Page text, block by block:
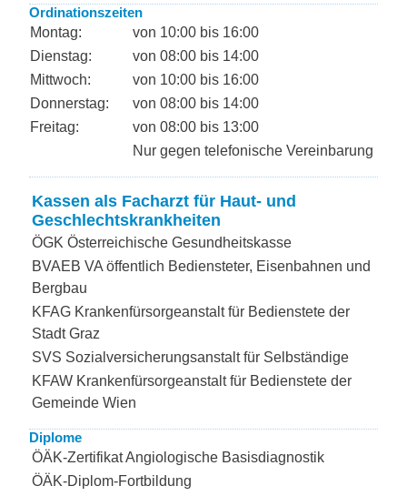
Ordinationszeiten
Montag:
von 10:00 bis 16:00
Dienstag:
von 08:00 bis 14:00
Mittwoch:
von 10:00 bis 16:00
Donnerstag:
von 08:00 bis 14:00
Freitag:
von 08:00 bis 13:00
Nur gegen telefonische Vereinbarung
Kassen als Facharzt für Haut- und
Geschlechtskrankheiten
ÖGK Österreichische Gesundheitskasse
BVAEB VA öffentlich Bediensteter, Eisenbahnen und
Bergbau
KFAG Krankenfürsorgeanstalt für Bedienstete der
Stadt Graz
SVS Sozialversicherungsanstalt für Selbständige
KFAW Krankenfürsorgeanstalt für Bedienstete der
Gemeinde Wien
Diplome
ÖÄK-Zertifikat Angiologische Basisdiagnostik
ÖÄK-Diplom-Fortbildung